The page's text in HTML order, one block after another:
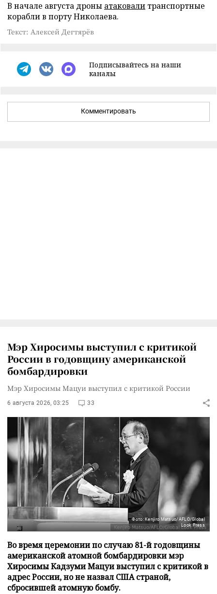
В начале августа дроны атаковали транспортные
корабли в порту Николаева.
Текст: Алексей Дегтярёв
Подписывайтесь на наши
каналы
Комментировать
Мэр Хиросимы выступил с критикой
России в годовщину американской
бомбардировки
Мэр Хиросимы Мацуи выступил с критикой России
6 августа 2026, 03:25 33
Фото: Kenjiro Matsuo/AFLO/Global
Look Press
Во время церемонии по случаю 81-й годовщины
американской атомной бомбардировки мэр
Хиросимы Кадзуми Мацуи выступил с критикой в
адрес России, но не назвал США страной,
сбросившей атомную бомбу.